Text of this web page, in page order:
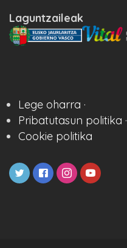
Laguntzaileak
Lege oharra ·
Pribatutasun politika ·
Cookie politika